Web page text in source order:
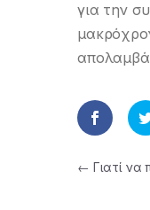
για την
← Γιατί να